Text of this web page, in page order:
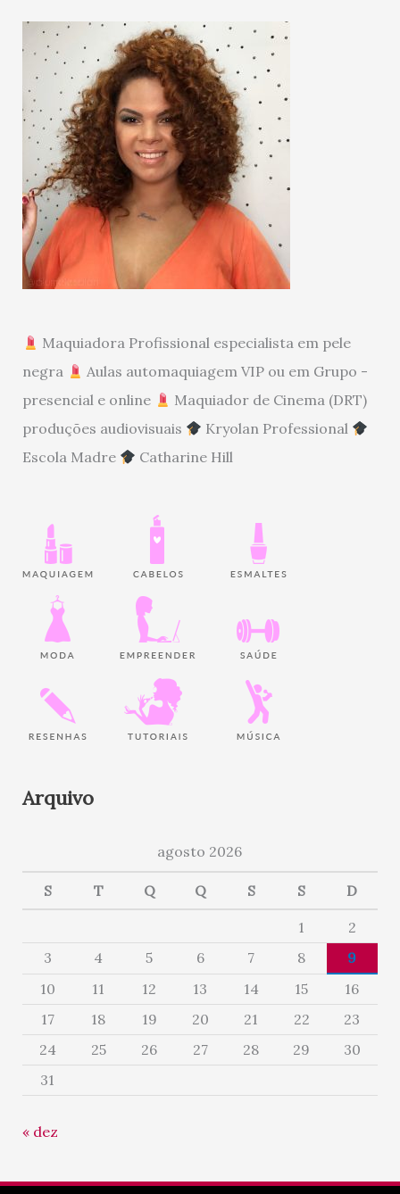
Maquiadora Profissional especialista em pele
negra
Aulas automaquiagem VIP ou em Grupo -
presencial e online
Maquiador de Cinema (DRT)
produções audiovisuais
Kryolan Professional
Escola Madre
Catharine Hill
Arquivo
agosto 2026
S T Q Q S S D
1
2
3
4 5 6 7 8
9
10
11 12 13 14 15
16
17
18 19 20 21 22
23
24
25 26 27 28 29
30
31
« dez